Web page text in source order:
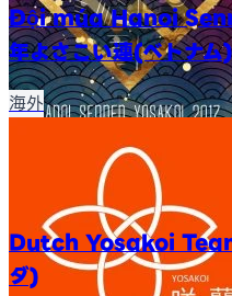
Đội múa Hanoi
年よさこい連(ベトナム)
海外
Dutch Yosakoi
ダ)